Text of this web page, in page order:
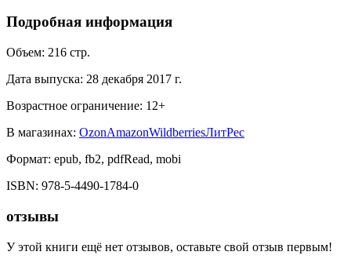
Подробная информация
Объем: 216 стр.
Дата выпуска: 28 декабря 2017 г.
Возрастное ограничение: 12+
В магазинах: OzonAmazonWildberriesЛитРес
Формат: epub, fb2, pdfRead, mobi
ISBN: 978-5-4490-1784-0
отзывы
У этой книги ещё нет отзывов, оставьте свой отзыв первым!